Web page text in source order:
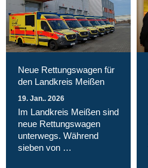
Neue Rettungswagen für
den Landkreis Meißen
19. Jan.. 2026
Im Landkreis Meißen sind
neue Rettungswagen
unterwegs. Während
sieben von …